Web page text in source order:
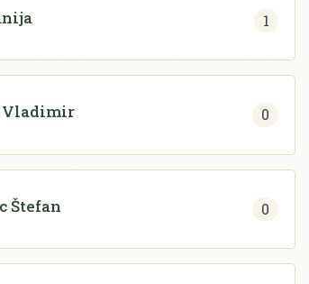
1
Vladimir 0
Štefan 0